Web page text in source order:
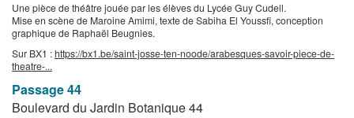
Une pièce de théâtre jouée par les élèves du Lycée Guy Cudell.
Mise en scène de Maroine Amimi, texte de Sabiha El Youssfi, conception
graphique de Raphaël Beugnies.
Sur BX1 :https://bx1.be/saint-josse-ten-noode/arabesques-savoir-piece-de-
theatre-...
Passage 44
Boulevard du Jardin Botanique 44